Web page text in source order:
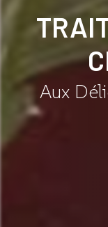
Aux